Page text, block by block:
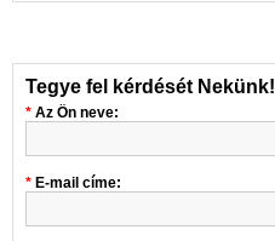
Tegye fel kérdését Nekünk!
Az Ön neve:
E-mail címe: